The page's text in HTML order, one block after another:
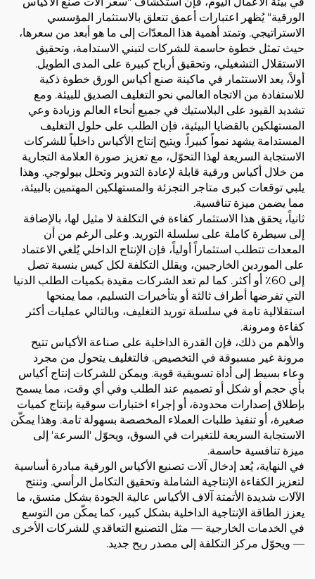
الورقية" يُظهر اعتبارات أعمق تتعلق بالاستثمار المؤسسي
الاستراتيجي. وتمتد أهمية هذا المعدّات إلى ما هو أبعد من سعرها،
حيث تمثل خطوة حاسمة للشركات لتبني الاستدامة، وتحقيق
الاستقلال التشغيلي، وتحقيق أرباح كبيرة على المدى الطويل.
أولاً، يعد الاستثمار في ماكينة صنع أكياس الورق خطوة ذكية
للاستفادة من الاتجاه العالمي نحو التغليف الصديق للبيئة. ومع
تشديد القيود على البلاستيك في جميع أنحاء العالم وزيادة وعي
المستهلكين بالقضايا البيئية، فإن الطلب على حلول التغليف
المستدامة يشهد نمواً كبيراً. ويتيح إنتاج الأكياس داخلياً للشركات
الاستجابة السريعة لهذا التحوّل، مع تعزيز صورة العلامة التجارية
من خلال أكياس ورقية قابلة لإعادة التدوير وتحلل بيولوجي. وهذا
يلبي توقعات كبرى متاجر التجزئة والمستهلكين المهتمين بالبيئة،
مما يضمن ميزة تنافسية.
ثانياً، يحقق هذا الاستثمار كفاءة في التكلفة لا مثيل لها، بالإضافة
إلى سيطرة كاملة على سلسلة التوريد. وعلى الرغم من أن
المعدات تتطلب استثماراً أولياً، فإن الإنتاج الداخلي يُلغي الاعتماد
على الموردين الخارجيين، ويقلل التكلفة لكل كيس بنسبة تصل
إلى 60٪ أو أكثر. كما لم تعد الشركات مقيدة بكميات الطلب الدنيا
التي تفرضها أطراف ثالثة أو بتأخيرات التسليم، مما يمنحها
استقلالية تامة في سلسلة توريد التغليف، وبالتالي عمليات أكثر
كفاءة ومرونة.
والأهم من ذلك، فإن القدرة الداخلية على صناعة الأكياس تتيح
مرونة غير مسبوقة في التخصيص. فالتغليف يتحول من مجرد
وعاء بسيط إلى أداة تسويقية قوية. ويمكن للشركات إنتاج أكياس
بأي حجم أو شكل أو تصميم عند الطلب وفي أي وقت، مما يسمح
بإطلاق إصدارات محدودة، أو إجراء اختبارات سوقية بإنتاج كميات
صغيرة، أو تنفيذ طلبات العملاء المخصصة بسهولة تامة. وهذا يمكّن
الاستجابة السريعة للتغيرات في السوق، ويحوّل 'السرعة' إلى
ميزة تنافسية حاسمة.
في النهاية، يُعد إدخال آلات تصنيع الأكياس الورقية مبادرة أساسية
لتعزيز الكفاءة الإنتاجية الشاملة وتحقيق التكامل الرأسي. وتنتج
الآلات شديدة الأتمتة آلاف الأكياس عالية الجودة بشكل متسق، ما
يعزز الطاقة الإنتاجية الداخلية بشكل كبير، كما يمكّن من التوسع
في الخدمات الخارجية — مثل التصنيع التعاقدي للشركات الأخرى
— ويحوّل مركز التكلفة إلى مصدر ربح جديد.